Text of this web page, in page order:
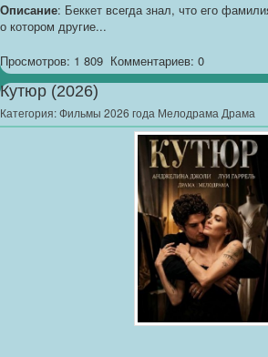
Описание: Беккет всегда знал, что его
о котором другие...
Просмотров: 1 809 Комментариев: 0
Кутюр (2026)
Категория:Фильмы 2026 года Мелодрама Драма